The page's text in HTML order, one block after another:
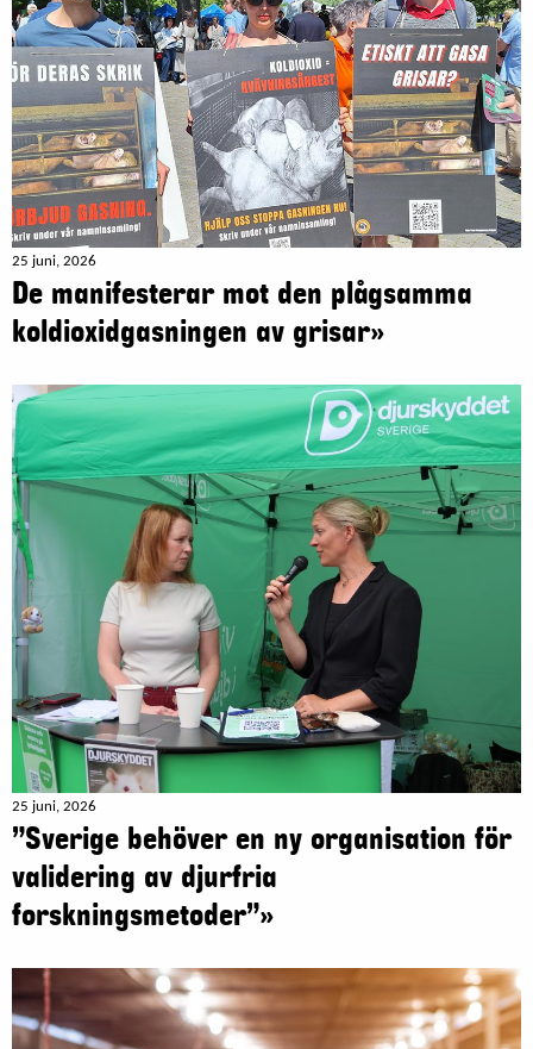
25 juni, 2026
De manifesterar mot den plågsamma
koldioxidgasningen av grisar»
25 juni, 2026
”Sverige behöver en ny organisation för
validering av djurfria
forskningsmetoder”»